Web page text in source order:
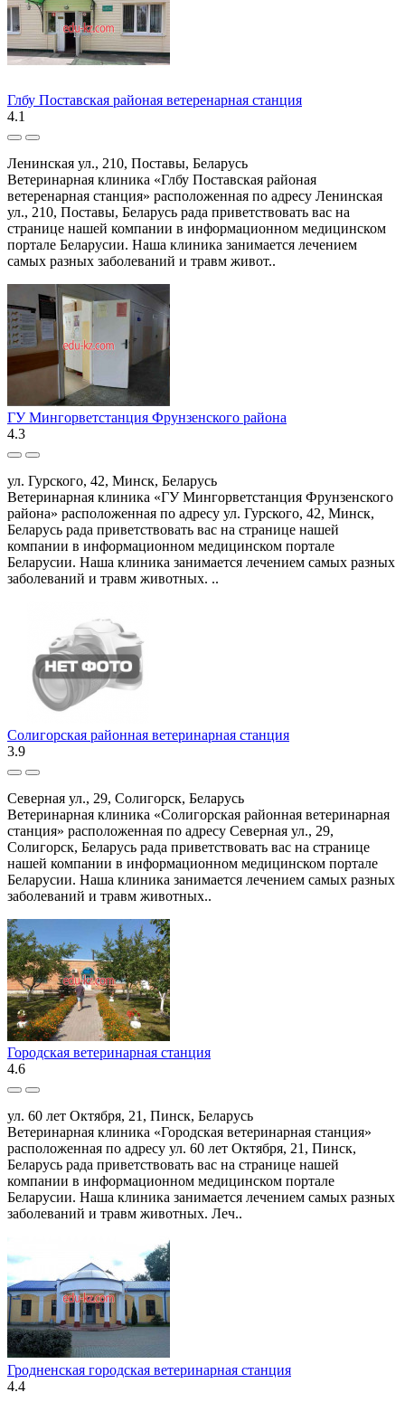
Глбу Поставская районая ветеренарная станция
4.1
Ленинская ул., 210, Поставы, Беларусь
Ветеринарная клиника «Глбу Поставская районая
ветеренарная станция» расположенная по адресу Ленинская
ул., 210, Поставы, Беларусь рада приветствовать вас на
странице нашей компании в информационном медицинском
портале Беларусии. Наша клиника занимается лечением
самых разных заболеваний и травм живот..
ГУ Мингорветстанция Фрунзенского района
4.3
ул. Гурского, 42, Минск, Беларусь
Ветеринарная клиника «ГУ Мингорветстанция Фрунзенского
района» расположенная по адресу ул. Гурского, 42, Минск,
Беларусь рада приветствовать вас на странице нашей
компании в информационном медицинском портале
Беларусии. Наша клиника занимается лечением самых разных
заболеваний и травм животных. ..
Солигорская районная ветеринарная станция
3.9
Северная ул., 29, Солигорск, Беларусь
Ветеринарная клиника «Солигорская районная ветеринарная
станция» расположенная по адресу Северная ул., 29,
Солигорск, Беларусь рада приветствовать вас на странице
нашей компании в информационном медицинском портале
Беларусии. Наша клиника занимается лечением самых разных
заболеваний и травм животных..
Городская ветеринарная станция
4.6
ул. 60 лет Октября, 21, Пинск, Беларусь
Ветеринарная клиника «Городская ветеринарная станция»
расположенная по адресу ул. 60 лет Октября, 21, Пинск,
Беларусь рада приветствовать вас на странице нашей
компании в информационном медицинском портале
Беларусии. Наша клиника занимается лечением самых разных
заболеваний и травм животных. Леч..
Гродненская городская ветеринарная станция
4.4